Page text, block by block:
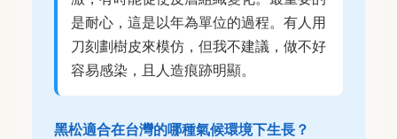
是耐心，這是以年為單位的過程。有人用
刀刻劃樹皮來模仿，但我不建議，做不好
容易感染，且人造痕跡明顯。
黑松適合在台灣的哪種氣候環境下生長？